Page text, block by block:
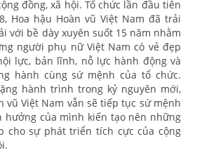
đồng, xã hội. Tổ chức lần đầu tiên
Hoa hậu Hoàn vũ Việt Nam đã trải
với bề dày xuyên suốt 15 năm nhằm
người phụ nữ Việt Nam có vẻ đẹp
lực, bản lĩnh, nỗ lực hành động và
hành cùng sứ mệnh của tổ chức.
hành trình trong kỷ nguyên mới,
vũ Việt Nam vẫn sẽ tiếp tục sứ mệnh
hưởng của mình kiến tạo nên những
cho sự phát triển tích cực của cộng